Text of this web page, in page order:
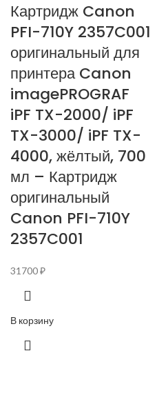
Картридж Canon
PFI-710Y 2357C001
оригинальный для
принтера Canon
imagePROGRAF
iPF TX-2000/ iPF
TX-3000/ iPF TX-
4000, жёлтый, 700
мл – Картридж
оригинальный
Canon PFI-710Y
2357C001
31700₽
В корзину